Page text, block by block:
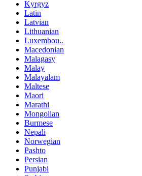
Kyrgyz
Latin
Latvian
Lithuanian
Luxembou..
Macedonian
Malagasy
Malay
Malayalam
Maltese
Maori
Marathi
Mongolian
Burmese
Nepali
Norwegian
Pashto
Persian
Punjabi